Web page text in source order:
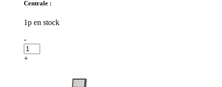
Centrale :
1p en stock
-
+